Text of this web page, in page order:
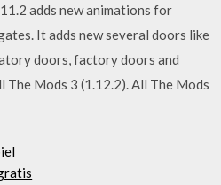
adds new animations for
It adds new several doors like
doors, factory doors and
The Mods 3 (1.12.2). All The Mods